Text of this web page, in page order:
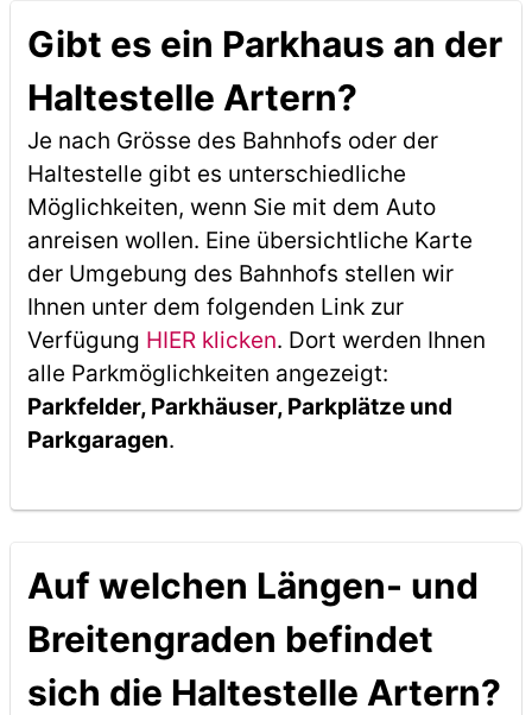
Gibt es ein Parkhaus an der
Haltestelle Artern?
Je nach Grösse des Bahnhofs oder der
Haltestelle gibt es unterschiedliche
Möglichkeiten, wenn Sie mit dem Auto
anreisen wollen. Eine übersichtliche Karte
der Umgebung des Bahnhofs stellen wir
Ihnen unter dem folgenden Link zur
Verfügung HIER klicken. Dort werden Ihnen
alle Parkmöglichkeiten angezeigt:
Parkfelder, Parkhäuser, Parkplätze und
Parkgaragen.
Auf welchen Längen- und
Breitengraden befindet
sich die Haltestelle Artern?